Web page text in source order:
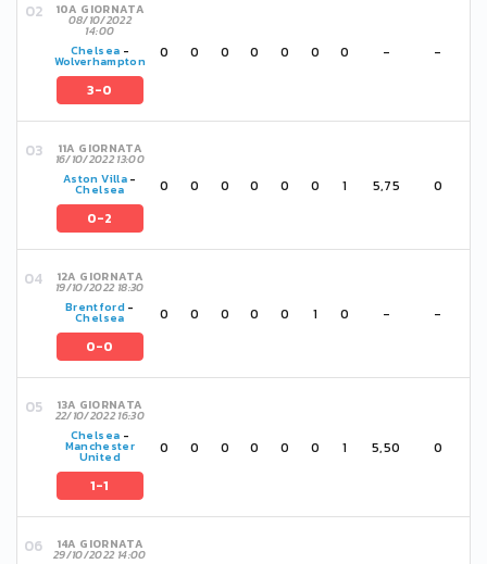
10A GIORNATA
08/10/2022
14:00
Chelsea -
Wolverhampton
3-0
0 0 0 0 0 0 0 - -
11A GIORNATA
16/10/2022 13:00
Aston Villa-
Chelsea
0-2
0 0 0 0 0 0 1 5,75 0
12A GIORNATA
19/10/2022 18:30
Brentford -
Chelsea
0-0
0 0 0 0 0 1 0 - -
13A GIORNATA
22/10/2022 16:30
Chelsea -
Manchester
United
1-1
0 0 0 0 0 0 1 5,50 0
14A GIORNATA
29/10/2022 14:00